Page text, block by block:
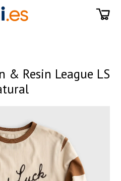
& Resin League LS